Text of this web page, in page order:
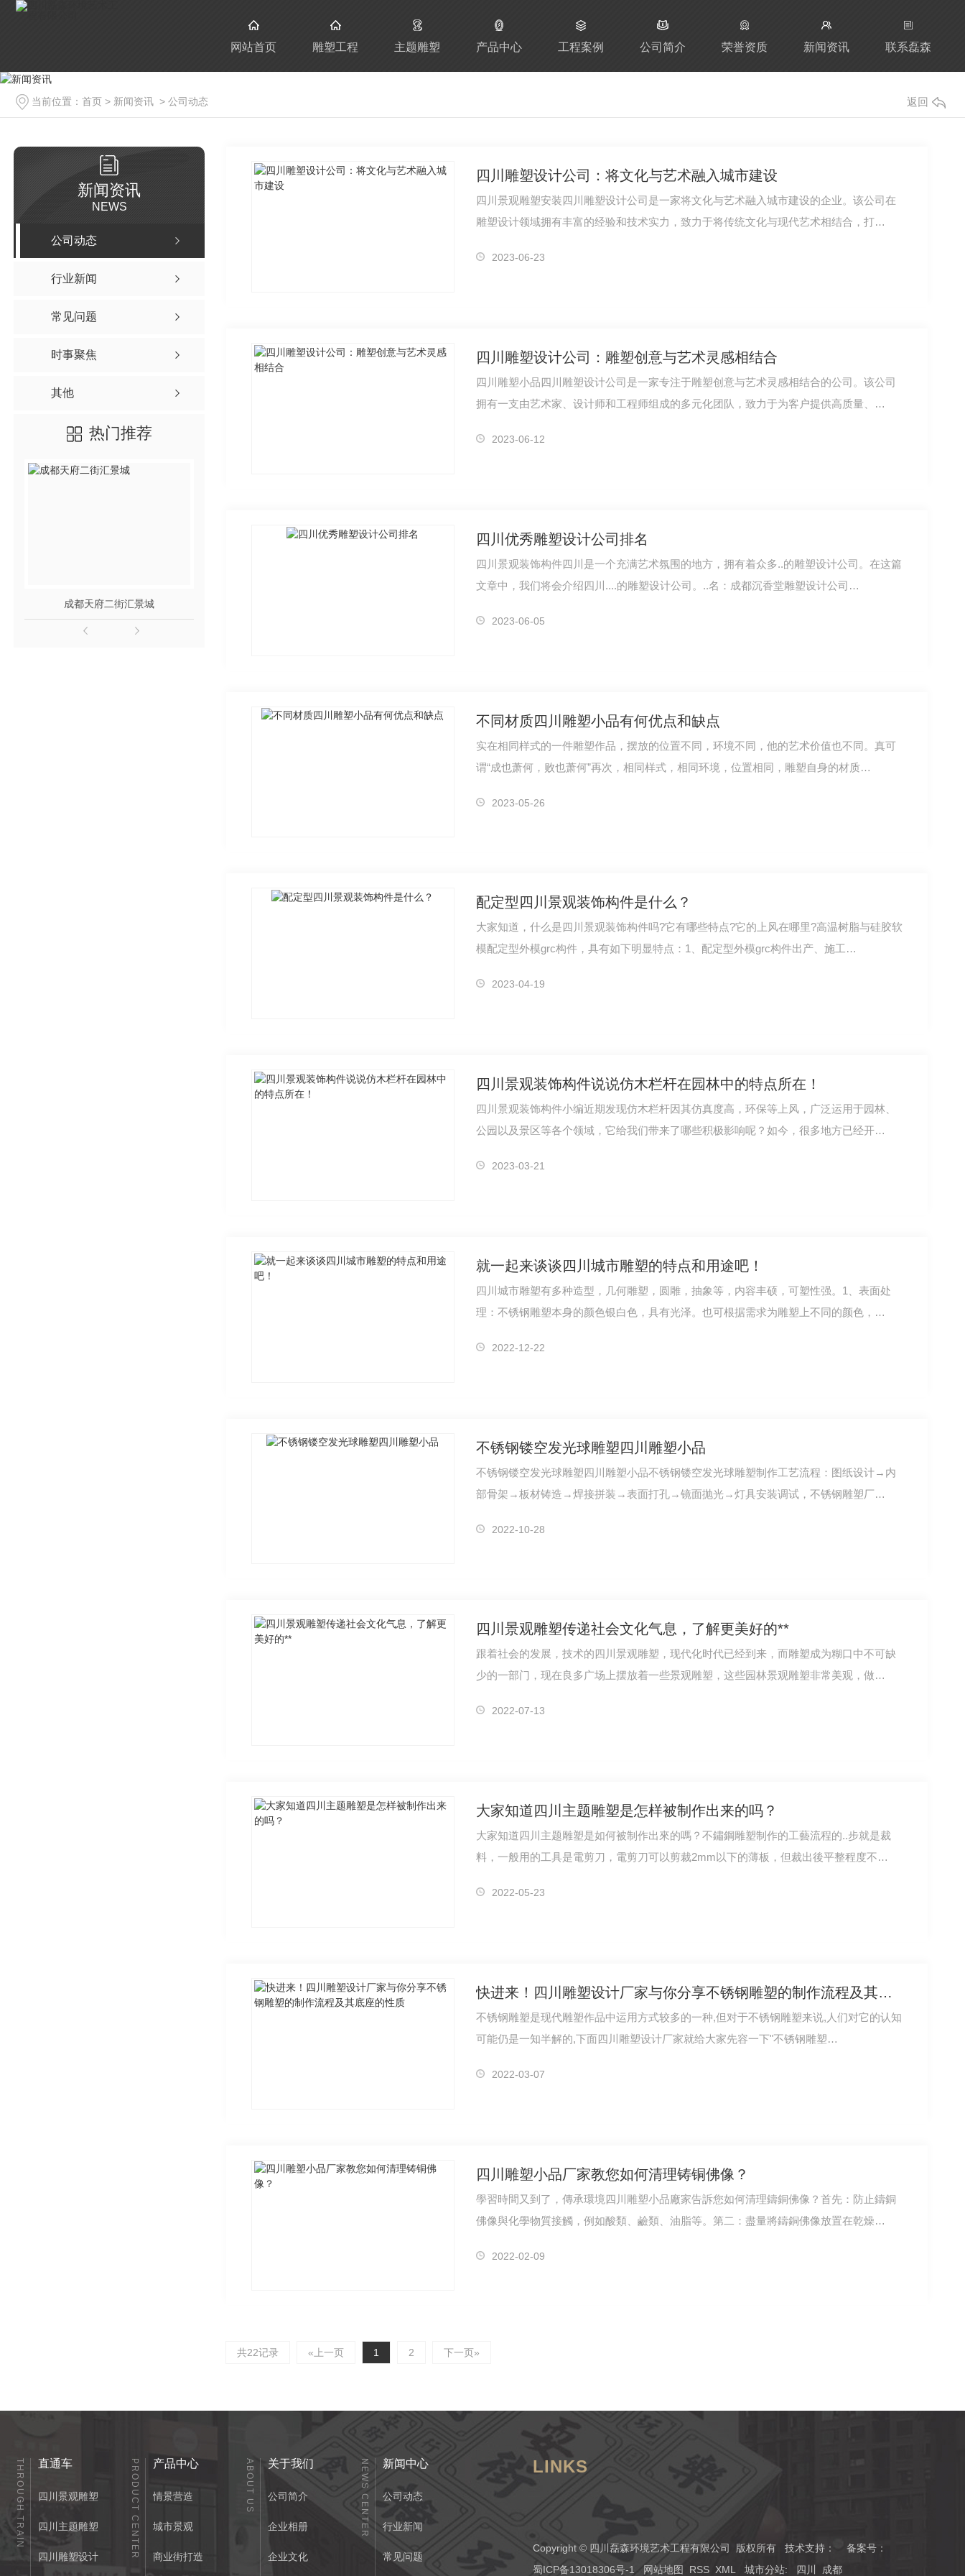
网站首页 雕塑工程 主题雕塑 产品中心 工程案例 公司简介 荣誉资质 新闻资讯 联系磊森
当前位置： 首页 > 新闻资讯 > 公司动态 返回
新闻资讯
NEWS
公司动态
行业新闻
常见问题
时事聚焦
其他
热门推荐
成都天府二街汇景城
四川雕塑设计公司：将文化与艺术融入城市建设
四川景观雕塑安装四川雕塑设计公司是一家将文化与艺术融入城市建设的企业。该公司在
雕塑设计领域拥有丰富的经验和技术实力，致力于将传统文化与现代艺术相结合，打…
2023-06-23
四川雕塑设计公司：雕塑创意与艺术灵感相结合
四川雕塑小品四川雕塑设计公司是一家专注于雕塑创意与艺术灵感相结合的公司。该公司
拥有一支由艺术家、设计师和工程师组成的多元化团队，致力于为客户提供高质量、…
2023-06-12
四川优秀雕塑设计公司排名
四川景观装饰构件四川是一个充满艺术氛围的地方，拥有着众多..的雕塑设计公司。在这篇
文章中，我们将会介绍四川....的雕塑设计公司。..名：成都沉香堂雕塑设计公司…
2023-06-05
不同材质四川雕塑小品有何优点和缺点
实在相同样式的一件雕塑作品，摆放的位置不同，环境不同，他的艺术价值也不同。真可
谓“成也萧何，败也萧何”再次，相同样式，相同环境，位置相同，雕塑自身的材质…
2023-05-26
配定型四川景观装饰构件是什么？
大家知道，什么是四川景观装饰构件吗?它有哪些特点?它的上风在哪里?高温树脂与硅胶软
模配定型外模grc构件，具有如下明显特点：1、配定型外模grc构件出产、施工…
2023-04-19
四川景观装饰构件说说仿木栏杆在园林中的特点所在！
四川景观装饰构件小编近期发现仿木栏杆因其仿真度高，环保等上风，广泛运用于园林、
公园以及景区等各个领域，它给我们带来了哪些积极影响呢？如今，很多地方已经开…
2023-03-21
就一起来谈谈四川城市雕塑的特点和用途吧！
四川城市雕塑有多种造型，几何雕塑，圆雕，抽象等，内容丰硕，可塑性强。1、表面处
理：不锈钢雕塑本身的颜色银白色，具有光泽。也可根据需求为雕塑上不同的颜色，…
2022-12-22
不锈钢镂空发光球雕塑四川雕塑小品
不锈钢镂空发光球雕塑四川雕塑小品不锈钢镂空发光球雕塑制作工艺流程：图纸设计→内
部骨架→板材铸造→焊接拼装→表面打孔→镜面抛光→灯具安装调试，不锈钢雕塑厂…
2022-10-28
四川景观雕塑传递社会文化气息，了解更美好的**
跟着社会的发展，技术的四川景观雕塑，现代化时代已经到来，而雕塑成为糊口中不可缺
少的一部门，现在良多广场上摆放着一些景观雕塑，这些园林景观雕塑非常美观，做…
2022-07-13
大家知道四川主题雕塑是怎样被制作出来的吗？
大家知道四川主题雕塑是如何被制作出來的嗎？不鏽鋼雕塑制作的工藝流程的..步就是裁
料，一般用的工具是電剪刀，電剪刀可以剪裁2mm以下的薄板，但裁出後平整程度不…
2022-05-23
快进来！四川雕塑设计厂家与你分享不锈钢雕塑的制作流程及其底座的性质
不锈钢雕塑是现代雕塑作品中运用方式较多的一种,但对于不锈钢雕塑来说,人们对它的认知
可能仍是一知半解的,下面四川雕塑设计厂家就给大家先容一下"不锈钢雕塑…
2022-03-07
四川雕塑小品厂家教您如何清理铸铜佛像？
學習時間又到了，傳承環境四川雕塑小品廠家告訴您如何清理鑄銅佛像？首先：防止鑄銅
佛像與化學物質接觸，例如酸類、鹼類、油脂等。第二：盡量將鑄銅佛像放置在乾燥…
2022-02-09
共22记录 «上一页 1 2 下一页»
直通车
THROUGH TRAIN 四川景观雕塑
四川主题雕塑
四川雕塑设计
产品中心
PRODUCT CENTER 情景营造
城市景观
商业街打造
关于我们
ABOUT US 公司简介
企业相册
企业文化
新闻中心
NEWS CENTER 公司动态
行业新闻
常见问题
LINKS
Copyright © 四川磊森环境艺术工程有限公司 版权所有 技术支持：
备案号：
蜀ICP备13018306号-1
网站地图 RSS XML 城市分站: 四川 成都